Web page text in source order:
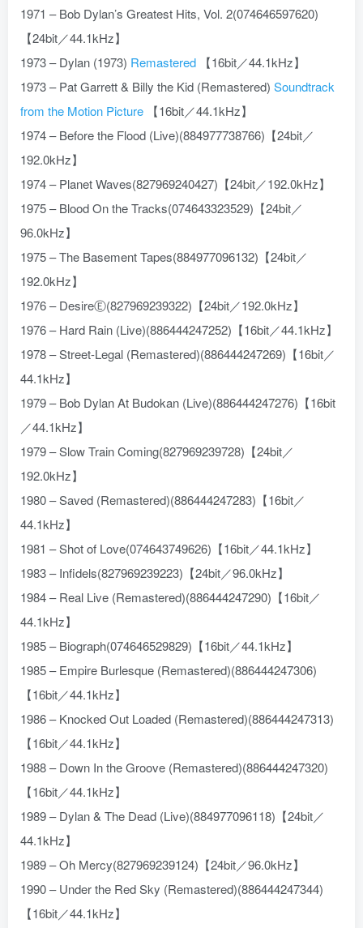
1971 – Bob Dylan’s Greatest Hits, Vol. 2(074646597620)
【24bit／44.1kHz】
1973 – Dylan (1973) Remastered
【16bit／44.1kHz】
1973 – Pat Garrett & Billy the Kid (Remastered) Soundtrack
from the Motion Picture
【16bit／44.1kHz】
1974 – Before the Flood (Live)(884977738766)【24bit／
192.0kHz】
1974 – Planet Waves(827969240427)【24bit／192.0kHz】
1975 – Blood On the Tracks(074643323529)【24bit／
96.0kHz】
1975 – The Basement Tapes(884977096132)【24bit／
192.0kHz】
1976 – DesireⒺ(827969239322)【24bit／192.0kHz】
1976 – Hard Rain (Live)(886444247252)【16bit／44.1kHz】
1978 – Street-Legal (Remastered)(886444247269)【16bit／
44.1kHz】
1979 – Bob Dylan At Budokan (Live)(886444247276)【16bit
／44.1kHz】
1979 – Slow Train Coming(827969239728)【24bit／
192.0kHz】
1980 – Saved (Remastered)(886444247283)【16bit／
44.1kHz】
1981 – Shot of Love(074643749626)【16bit／44.1kHz】
1983 – Infidels(827969239223)【24bit／96.0kHz】
1984 – Real Live (Remastered)(886444247290)【16bit／
44.1kHz】
1985 – Biograph(074646529829)【16bit／44.1kHz】
1985 – Empire Burlesque (Remastered)(886444247306)
【16bit／44.1kHz】
1986 – Knocked Out Loaded (Remastered)(886444247313)
【16bit／44.1kHz】
1988 – Down In the Groove (Remastered)(886444247320)
【16bit／44.1kHz】
1989 – Dylan & The Dead (Live)(884977096118)【24bit／
44.1kHz】
1989 – Oh Mercy(827969239124)【24bit／96.0kHz】
1990 – Under the Red Sky (Remastered)(886444247344)
【16bit／44.1kHz】